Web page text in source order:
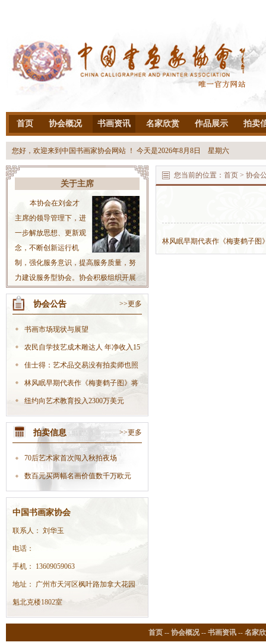
首页 协会概况 书画资讯 名家欣赏 作品展示 拍卖
您好，欢迎来到中国书画家协会网站 ！ 今天是2026年8月8日 星期六
关于主席
本协会在刘金才
主席的领导管理下，进
一步解放思想、更新观
念，不断创新运行机
制，强化服务意识，提高服务质量，努
力建设服务型协会。协会积极组织开展
丰富多彩的社会书法活动，不断扩大协
会影响力；积极开拓书法市场，大力发
手”、职能部门开展工作的“好伙伴”，在
全社会树立起良好的协会形象。
协会公告 >>更多
书画市场现状与展望
农民自学技艺成木雕达人 年净收入15
万
佳士得：艺术品交易没有拍卖师也照
样生
林风眠早期代表作《梅妻鹤子图》将
现身
纽约向艺术教育投入2300万美元
拍卖信息 >>更多
70后艺术家首次闯入秋拍夜场
数百元买两幅名画价值数千万欧元
中国书画家协会
联系人： 刘华玉
电话：
手机： 13609059063
地址： 广州市天河区枫叶路加拿大花园
魁北克楼1802室
您当前的位置： 首页 > 协会
林风眠早期代表作《梅妻鹤子图
首页 -- 协会概况-- 书画资讯 -- 名家